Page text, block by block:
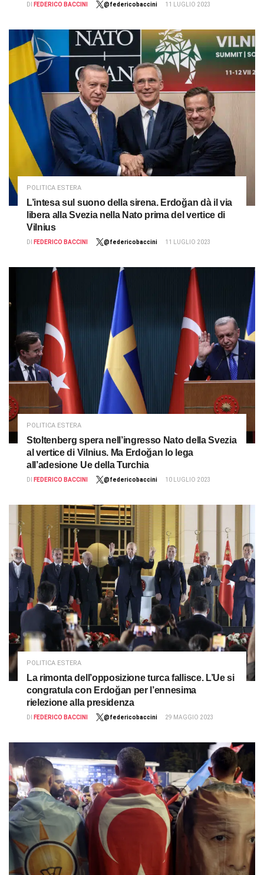
DI FEDERICO BACCINI @federicobaccini 11 LUGLIO 2023
POLITICA ESTERA
L’intesa sul suono della sirena. Erdoğan dà il via
libera alla Svezia nella Nato prima del vertice di
Vilnius
DI FEDERICO BACCINI @federicobaccini 11 LUGLIO 2023
POLITICA ESTERA
Stoltenberg spera nell’ingresso Nato della Svezia
al vertice di Vilnius. Ma Erdoğan lo lega
all’adesione Ue della Turchia
DI FEDERICO BACCINI @federicobaccini 10 LUGLIO 2023
POLITICA ESTERA
La rimonta dell’opposizione turca fallisce. L’Ue si
congratula con Erdoğan per l’ennesima
rielezione alla presidenza
DI FEDERICO BACCINI @federicobaccini 29 MAGGIO 2023